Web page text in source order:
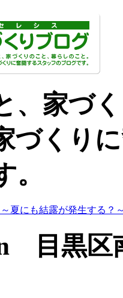
、家づ
づくり
夏にも結露が発生する？
目黒